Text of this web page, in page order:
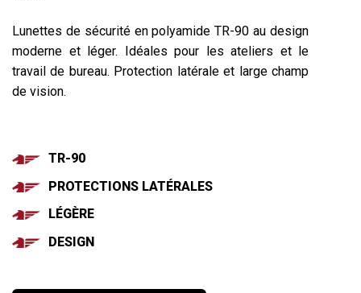
Lunettes de sécurité en polyamide TR-90 au design
moderne et léger. Idéales pour les ateliers et le
travail de bureau. Protection latérale et large champ
de vision.
TR-90
PROTECTIONS LATÉRALES
LÉGÈRE
DESIGN